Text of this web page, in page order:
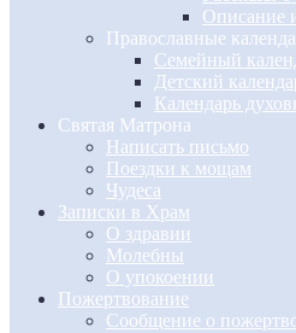
Описание
Православные
Семейный
Детский
Календарь
Святая Матрона
Написать письмо
Поездки к мощам
Чудеса
Записки в Храм
О здравии
Молебны
О упокоении
Пожертвование
Сообщение о